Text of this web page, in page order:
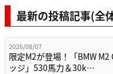
最新の投稿記事(全
2026/08/07
限定M2が登場！「BMW M2
ッジ」530馬力＆30k…